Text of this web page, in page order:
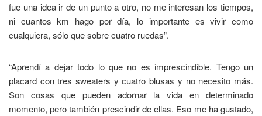
fue una idea ir de un punto a otro, no me interesan los tiempos,
ni cuantos km hago por día, lo importante es vivir como
cualquiera, sólo que sobre cuatro ruedas”.
“Aprendí a dejar todo lo que no es imprescindible. Tengo un
placard con tres sweaters y cuatro blusas y no necesito más.
Son cosas que pueden adornar la vida en determinado
momento, pero también prescindir de ellas. Eso me ha gustado,